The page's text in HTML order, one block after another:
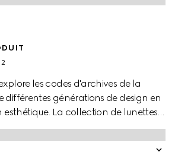
les codes d'archives de la
différentes générations de design en
esthétique. La collection de lunettes
en métal avec une touche
détail GG enlacés rond sur les